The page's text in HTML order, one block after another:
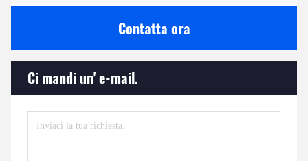
Contatta ora
Ci mandi un' e-mail.